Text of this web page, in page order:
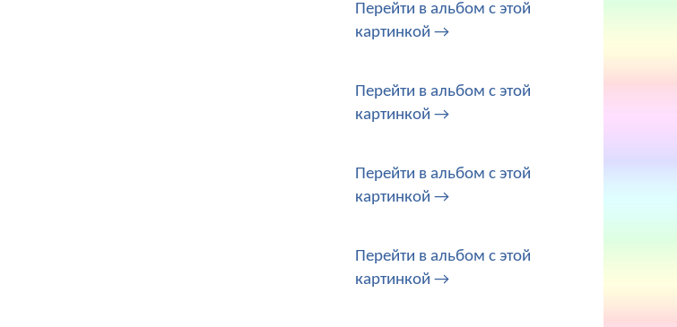
Перейти в альбом с этой
картинкой →
Перейти в альбом с этой
картинкой →
Перейти в альбом с этой
картинкой →
Перейти в альбом с этой
картинкой →